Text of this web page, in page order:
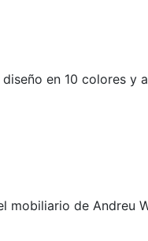
en 10 colores y
mobiliario de Andreu